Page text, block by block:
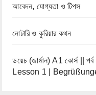
আবেদন, যোগ্যতা ও টিপস
নোটারি ও কুরিয়ার কথন
ডয়েচ (জার্মান) A1 কোর্স ||
Lesson 1 |